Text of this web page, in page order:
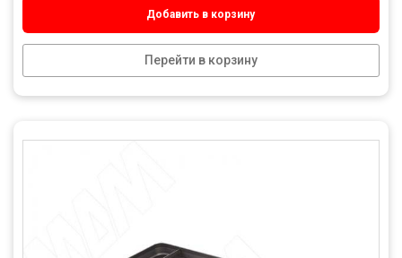
Добавить в корзину
Перейти в корзину